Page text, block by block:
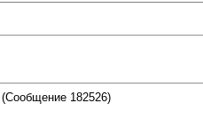
(Сообщение 182526)